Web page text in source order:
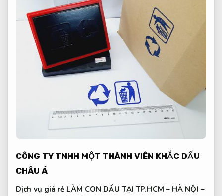
CÔNG TY TNHH MỘT THÀNH VIÊN KHẮC DẤU
CHÂU Á
Dịch vụ giá rẻ LÀM CON DẤU TẠI TP.HCM – HÀ NỘI –